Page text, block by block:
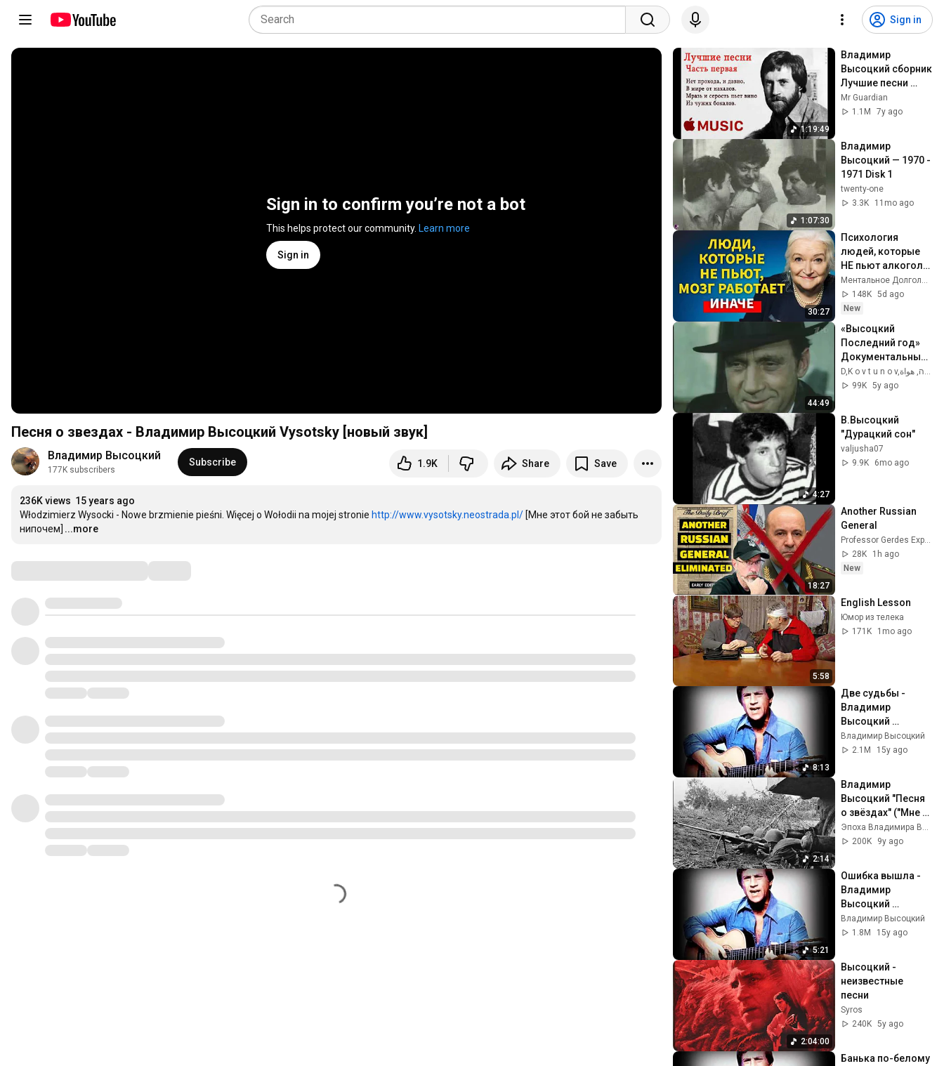
Sign in
Sign in to confirm you’re not a bot
This helps protect our community. Learn more
Sign in
Песня о звездах - Владимир Высоцкий Vysotsky [новый звук]
Владимир Высоцкий
177K subscribers
Subscribe 1.9K Share Save
236K views 15 years ago
Włodzimierz Wysocki - Nowe brzmienie pieśni. Więcej o Wołodii na mojej stronie http://www.vysotsky.neostrada.pl/ [Мне этот бой не забыть
нипочем] ...more
1:19:49
Владимир
Высоцкий сборник
Лучшие песни
ЗОЛОТЫЕ ХИТЫ
Mr Guardian
1.1M
7y ago
1:07:30
Владимир
Высоцкий — 1970 -
1971 Disk 1
twenty-one
3.3K
11mo ago
30:27
Психология
людей, которые
НЕ пьют алкоголь
(согласно
нейронауке) |
Татьяна
Ментальное Долголетие and 2 more
148K 5d ago
New
44:49
«Высоцкий
Последний год»
Документальный
фильм
99K 5y ago
4:27
В.Высоцкий
"Дурацкий сон"
valjusha07
9.9K
6mo ago
18:27
Another Russian
General
28K
1h ago
New
5:58
English Lesson
Юмор из телека
171K
1mo ago
8:13
Две судьбы -
Владимир
Высоцкий
Vysotsky [новая
версия]
Владимир Высоцкий
2.1M
15y ago
2:14
Владимир
Высоцкий "Песня
о звёздах" ("Мне
этот бой не забыть
нипочем...")
Эпоха Владимира Высоцкого
200K
9y ago
5:21
Ошибка вышла -
Владимир
Высоцкий
Vysotsky [новый
звук]
Владимир Высоцкий
1.8M
15y ago
2:04:00
Высоцкий -
неизвестные
песни
Syros
240K 5y ago
Банька по-белому